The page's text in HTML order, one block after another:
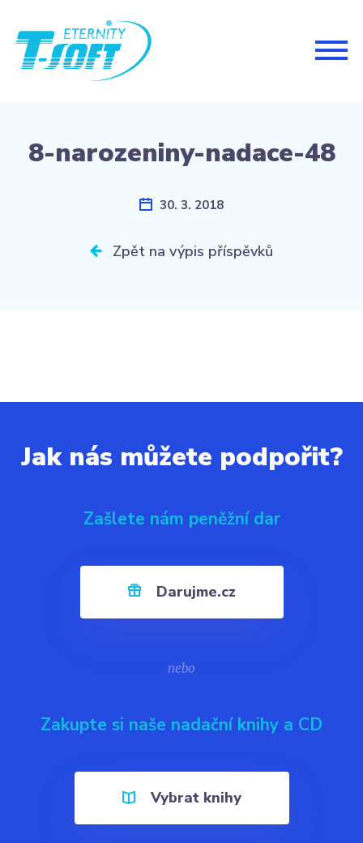
8-narozeniny-nadace-48
30. 3. 2018
Zpět na výpis příspěvků
Jak nás můžete podpořit?
Zašlete nám peněžní dar
Darujme.cz
nebo
Zakupte si naše nadační knihy a CD
Vybrat knihy